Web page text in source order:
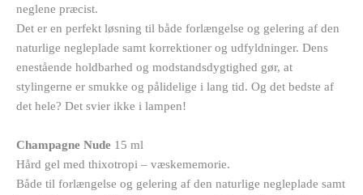
neglene præcist.
Det er en perfekt løsning til både forlængelse og gelering af den
naturlige negleplade samt korrektioner og udfyldninger. Dens
enestående holdbarhed og modstandsdygtighed gør, at
stylingerne er smukke og pålidelige i lang tid. Og det bedste af
det hele? Det svier ikke i lampen!
Champagne Nude 15 ml
Hård gel med thixotropi – væskememorie.
Både til forlængelse og gelering af den naturlige negleplade samt